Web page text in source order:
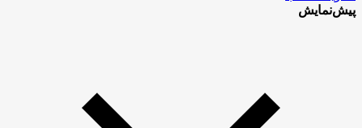
پیش‌نمایش